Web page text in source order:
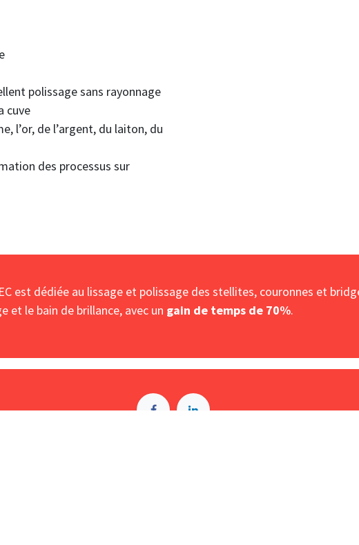
polissage sans rayonnage
cuve
l’or, de l’argent, du laiton, du
des processus sur
est dédiée au lissage et polissage des stellites, couronnes et
et le bain de brillance, avec un gain de temps de 70%.